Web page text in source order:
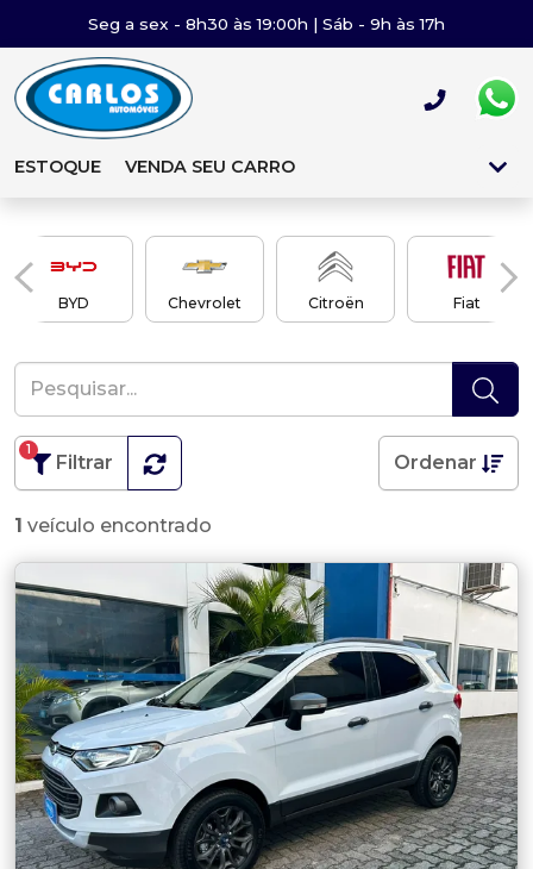
Seg a sex - 8h30 às 19:00h | Sáb - 9h às 17h
ESTOQUE VENDA SEU CARRO
BYD Chevrolet Citroën Fiat
Filtrar
1
Ordenar
1 veículo encontrado